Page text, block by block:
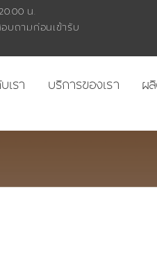
น.
บถามก่อนเข้ารับ
เรา บริการของเรา ผ